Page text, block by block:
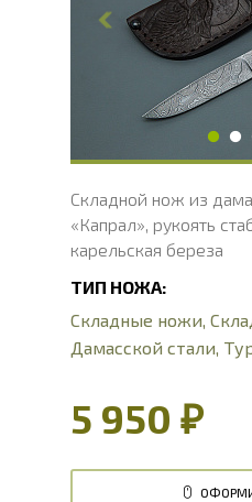
Толщина обуха, мм
Ширина рукояти, мм
Длина рукояти, мм
Толщина рукояти, мм
Твердость клинка, HRC
Складной нож из
«Капрал», рукоять
карельская береза
ТИП НОЖА:
Складные ножи,
Дамасской стали,
5 950 ₽